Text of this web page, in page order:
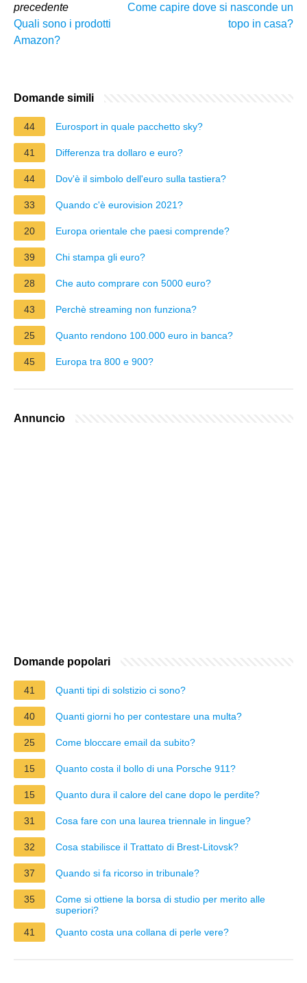
precedente
Quali sono i prodotti
Amazon?
Come capire dove si nasconde un
topo in casa?
Domande simili
44 Eurosport in quale pacchetto sky?
41 Differenza tra dollaro e euro?
44 Dov'è il simbolo dell'euro sulla tastiera?
33 Quando c'è eurovision 2021?
20 Europa orientale che paesi comprende?
39 Chi stampa gli euro?
28 Che auto comprare con 5000 euro?
43 Perchè streaming non funziona?
25 Quanto rendono 100.000 euro in banca?
45 Europa tra 800 e 900?
Annuncio
Domande popolari
41 Quanti tipi di solstizio ci sono?
40 Quanti giorni ho per contestare una multa?
25 Come bloccare email da subito?
15 Quanto costa il bollo di una Porsche 911?
15 Quanto dura il calore del cane dopo le perdite?
31 Cosa fare con una laurea triennale in lingue?
32 Cosa stabilisce il Trattato di Brest-Litovsk?
37 Quando si fa ricorso in tribunale?
35
Come si ottiene la borsa di studio per merito alle
superiori?
41
Quanto costa una collana di perle vere?